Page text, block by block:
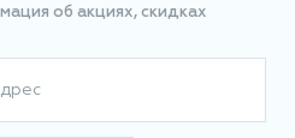
об акциях, скидках